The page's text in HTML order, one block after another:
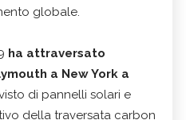
globale.
ha attraversato
a New York a
di pannelli solari e
della traversata carbon